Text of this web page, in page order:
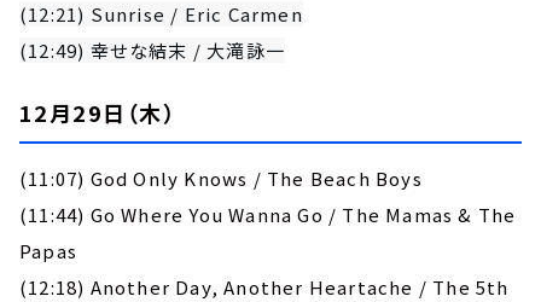
(12:21) Sunrise / Eric Carmen
(12:49) 幸せな結末 / 大滝詠一
12月29日（木）
(11:07) God Only Knows / The Beach Boys
(11:44) Go Where You Wanna Go / The Mamas & The
Papas
(12:18) Another Day, Another Heartache / The 5th